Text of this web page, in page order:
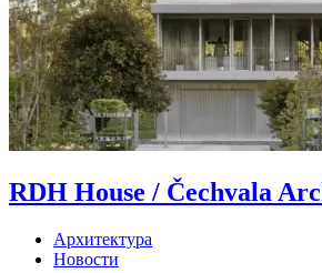
RDH House / Čechvala
Архитектура
Новости